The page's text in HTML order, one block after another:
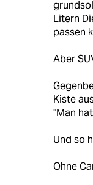
Litern
passen
Aber
Kiste
"Man
Und so
Ohne